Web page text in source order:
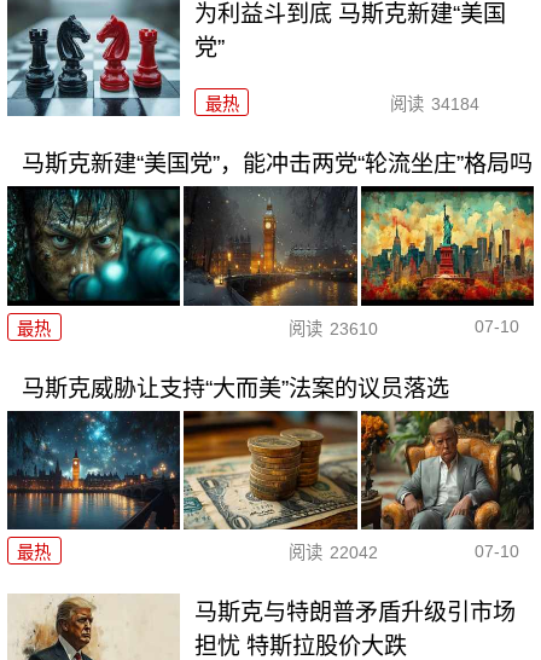
为利益斗到底 马斯克新建“美国
党”
最热 阅读 34184
马斯克新建“美国党”，能冲击两党“轮流坐庄”格局吗
最热 阅读 23610 07-10
马斯克威胁让支持“大而美”法案的议员落选
最热 阅读 22042 07-10
马斯克与特朗普矛盾升级引市场
担忧 特斯拉股价大跌